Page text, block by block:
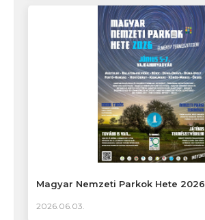
Magyar Nemzeti Parkok Hete 2026
2026.06.03.